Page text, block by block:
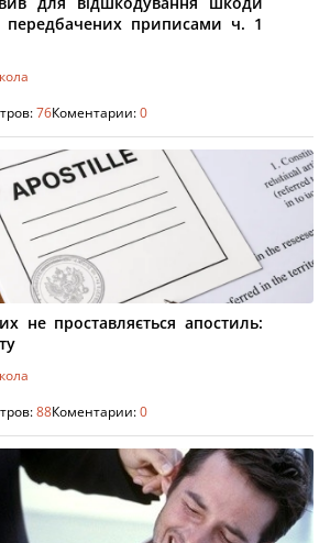
передбачених приписами ч. 1
76Коментарии:0
не проставляється апостиль:
88Коментарии:0